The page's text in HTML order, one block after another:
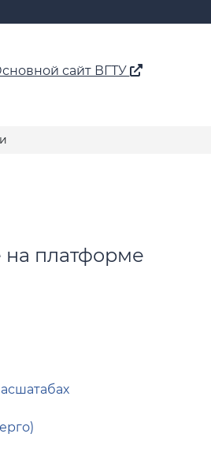
сайт ВГТУ
на платформе